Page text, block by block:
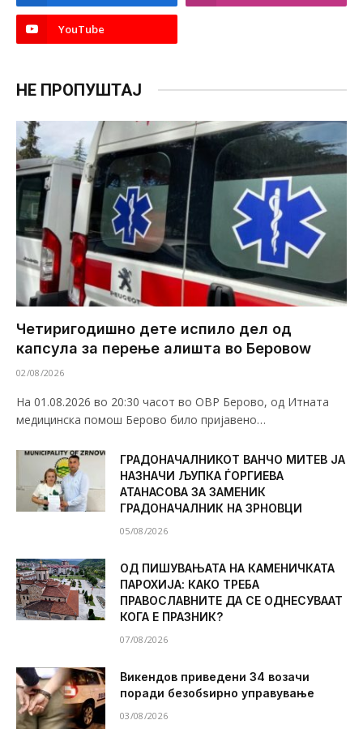
YouTube
НЕ ПРОПУШТАЈ
Четиригодишно дете испило дел од
капсула за перење алишта во Беровоw
02/08/2026
На 01.08.2026 во 20:30 часот во ОВР Берово, од Итната
медицинска помош Берово било пријавено…
ГРАДОНАЧАЛНИКОТ ВАНЧО МИТЕВ ЈА
НАЗНАЧИ ЉУПКА ЃОРГИЕВА
АТАНАСОВА ЗА ЗАМЕНИК
ГРАДОНАЧАЛНИК НА ЗРНОВЦИ
05/08/2026
ОД ПИШУВАЊАТА НА КАМЕНИЧКАТА
ПАРОХИЈА: КАКО ТРЕБА
ПРАВОСЛАВНИТЕ ДА СЕ ОДНЕСУВААТ
КОГА Е ПРАЗНИК?
07/08/2026
Викендов приведени 34 возачи
поради безобѕирно управување
03/08/2026